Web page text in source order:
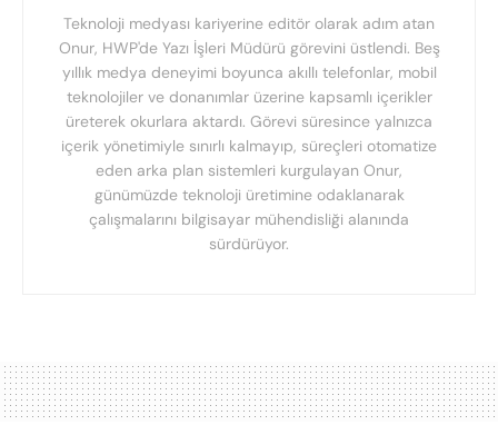
Teknoloji medyası kariyerine editör olarak adım atan
Onur, HWP'de Yazı İşleri Müdürü görevini üstlendi. Beş
yıllık medya deneyimi boyunca akıllı telefonlar, mobil
teknolojiler ve donanımlar üzerine kapsamlı içerikler
üreterek okurlara aktardı. Görevi süresince yalnızca
içerik yönetimiyle sınırlı kalmayıp, süreçleri otomatize
eden arka plan sistemleri kurgulayan Onur,
günümüzde teknoloji üretimine odaklanarak
çalışmalarını bilgisayar mühendisliği alanında
sürdürüyor.